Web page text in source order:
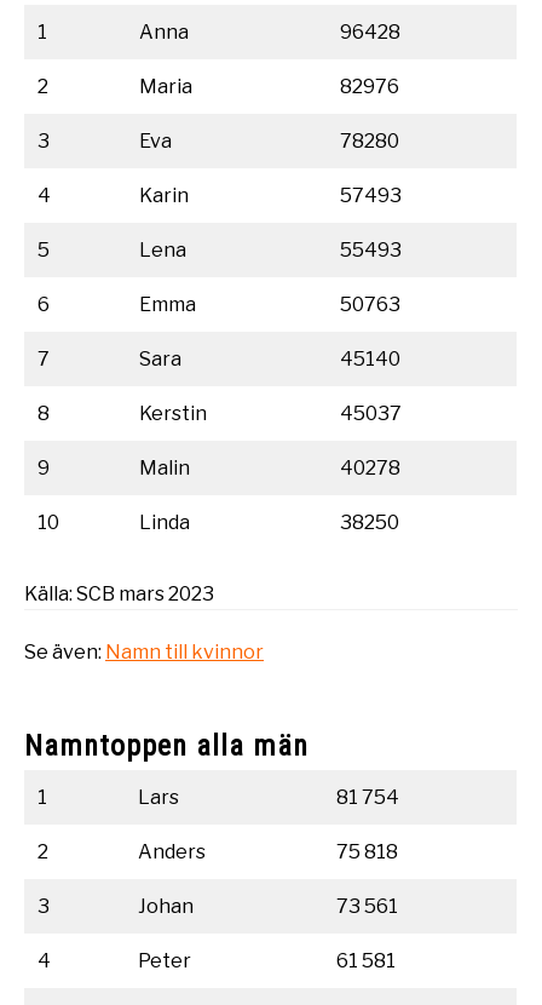
1 Anna 96428
2 Maria 82976
3 Eva 78280
4 Karin 57493
5 Lena 55493
6 Emma 50763
7 Sara 45140
8 Kerstin 45037
9 Malin 40278
10 Linda 38250
Källa: SCB mars 2023
Se även: Namn till kvinnor
Namntoppen alla män
1 Lars 81 754
2 Anders 75 818
3 Johan 73 561
4 Peter 61 581